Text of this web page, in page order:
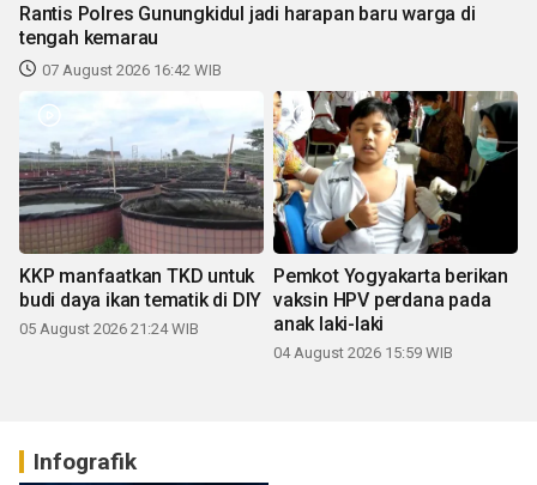
Rantis Polres Gunungkidul jadi harapan baru warga di
tengah kemarau
07 August 2026 16:42 WIB
KKP manfaatkan TKD untuk
budi daya ikan tematik di DIY
05 August 2026 21:24 WIB
Pemkot Yogyakarta berikan
vaksin HPV perdana pada
anak laki-laki
04 August 2026 15:59 WIB
Infografik